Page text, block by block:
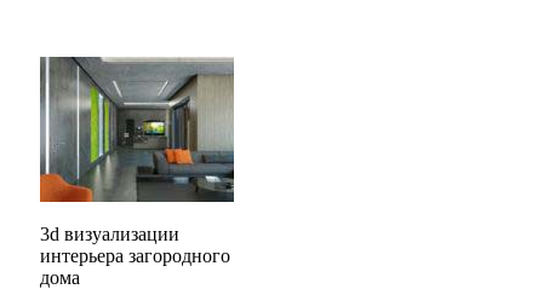
3d визуализации
интерьера загородного
дома